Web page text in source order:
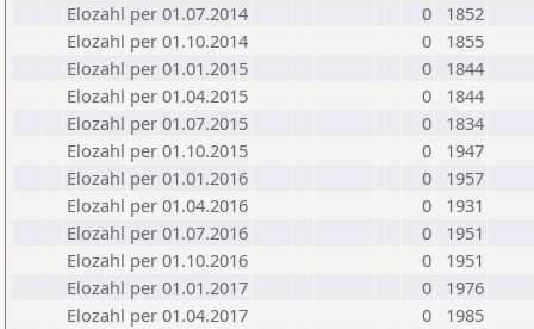
Elozahl per 01.07.2014
0
1852
Elozahl per 01.10.2014
0
1855
Elozahl per 01.01.2015
0
1844
Elozahl per 01.04.2015
0
1844
Elozahl per 01.07.2015
0
1834
Elozahl per 01.10.2015
0
1947
Elozahl per 01.01.2016
0
1957
Elozahl per 01.04.2016
0
1931
Elozahl per 01.07.2016
0
1951
Elozahl per 01.10.2016
0
1951
Elozahl per 01.01.2017
0
1976
Elozahl per 01.04.2017
0
1985